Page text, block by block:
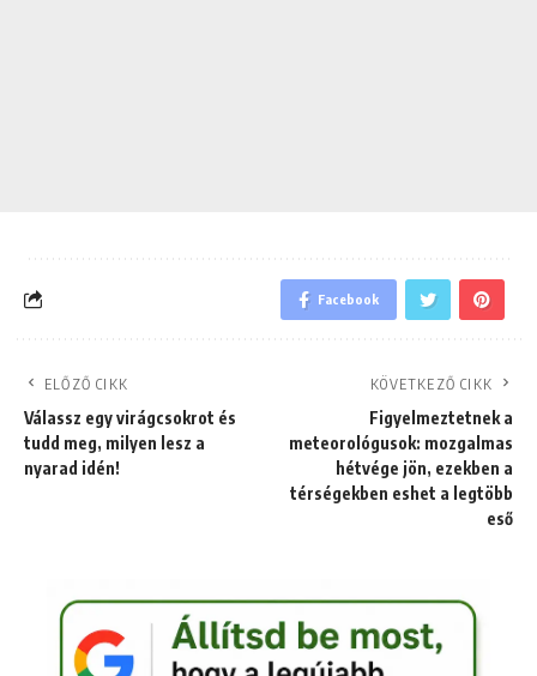
Facebook
ELŐZŐ CIKK
Válassz egy virágcsokrot és
tudd meg, milyen lesz a
nyarad idén!
KÖVETKEZŐ CIKK
Figyelmeztetnek a
meteorológusok: mozgalmas
hétvége jön, ezekben a
térségekben eshet a legtöbb
eső